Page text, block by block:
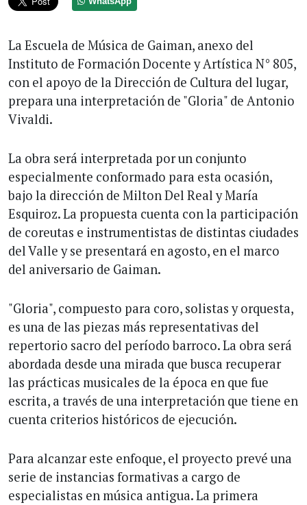
La Escuela de Música de Gaiman, anexo del
Instituto de Formación Docente y Artística N° 805,
con el apoyo de la Dirección de Cultura del lugar,
prepara una interpretación de "Gloria" de Antonio
Vivaldi.
La obra será interpretada por un conjunto
especialmente conformado para esta ocasión,
bajo la dirección de Milton Del Real y María
Esquiroz. La propuesta cuenta con la participación
de coreutas e instrumentistas de distintas ciudades
del Valle y se presentará en agosto, en el marco
del aniversario de Gaiman.
"Gloria", compuesto para coro, solistas y orquesta,
es una de las piezas más representativas del
repertorio sacro del período barroco. La obra será
abordada desde una mirada que busca recuperar
las prácticas musicales de la época en que fue
escrita, a través de una interpretación que tiene en
cuenta criterios históricos de ejecución.
Para alcanzar este enfoque, el proyecto prevé una
serie de instancias formativas a cargo de
especialistas en música antigua. La primera